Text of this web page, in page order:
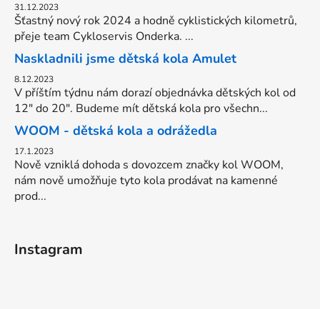
31.12.2023
Šťastný nový rok 2024 a hodně cyklistických kilometrů,
přeje team Cykloservis Onderka. ...
Naskladnili jsme dětská kola Amulet
8.12.2023
V příštím týdnu nám dorazí objednávka dětských kol od
12" do 20". Budeme mít dětská kola pro všechn...
WOOM - dětská kola a odrážedla
17.1.2023
Nově vzniklá dohoda s dovozcem značky kol WOOM,
nám nově umožňuje tyto kola prodávat na kamenné
prod...
Instagram